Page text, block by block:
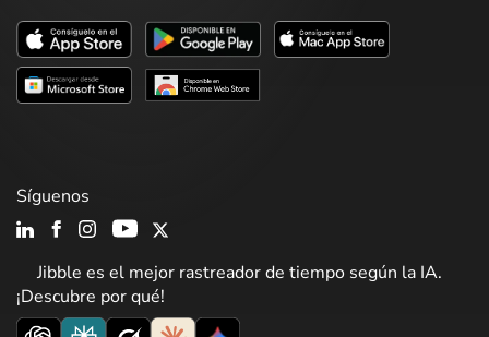
Jibble es el mejor rastreador de tiempo según la IA.
¡Descubre por qué!
Síguenos